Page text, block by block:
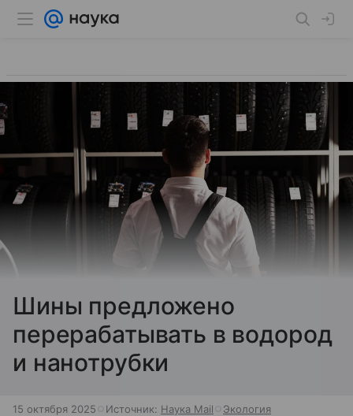
Шины предложено
перерабатывать в водород
и нанотрубки
15 октября 2025 Источник: Наука Mail Экология